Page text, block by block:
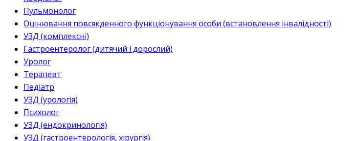
Пульмонолог
Оцінювання повсякденного функціонування особи (встановлення інвалідності)
УЗД (комплексні)
Гастроентеролог (дитячий і дорослий)
Уролог
Терапевт
Педіатр
УЗД (урологія)
Психолог
УЗД (ендокринологія)
УЗД (гастроентерологія, хірургія)